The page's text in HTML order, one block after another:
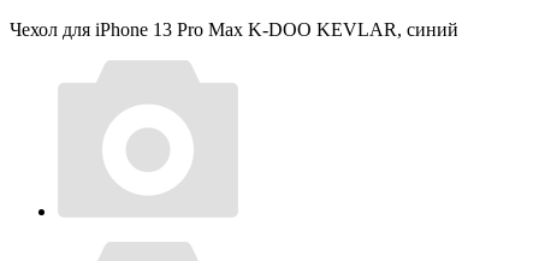
Чехол для iPhone 13 Pro Max K-DOO KEVLAR, синий